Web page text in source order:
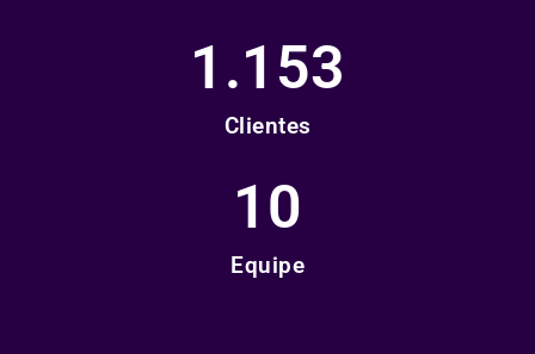
Clientes
1.153
Equipe
10